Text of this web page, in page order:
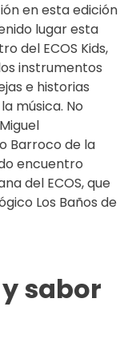
en esta edición
lugar esta
del ECOS Kids,
instrumentos
e historias
música. No
Barroco de la
encuentro
del ECOS, que
Los Baños de
sabor